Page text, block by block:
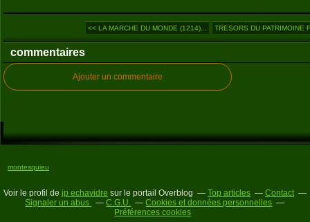
<< LA MARCHE DU MONDE (1214)... TRESORS DU PATRIMOINE
commentaires
Ajouter un commentaire
montesquieu
Voir le profil de jp echavidre sur le portail Overblog Top articles
Contact
Signaler un abus
C.G.U.
Cookies et données personnelles
Préférences cookies